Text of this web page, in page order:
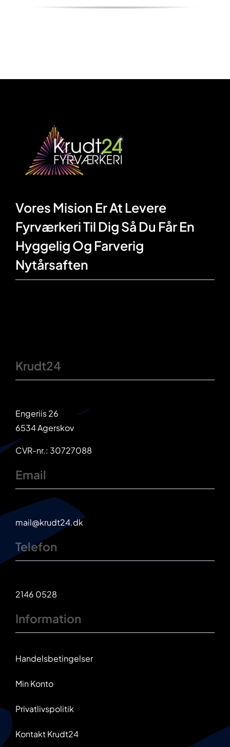
Vores Mision Er At Levere
Fyrværkeri Til Dig Så Du Får En
Hyggelig Og Farverig
Nytårsaften
Krudt24
Engeriis 26
6534 Agerskov
CVR-nr.: 30727088
Email
mail@krudt24.dk
Telefon
2146 0528
Information
Handelsbetingelser
Min Konto
Privatlivspolitik
Kontakt Krudt24